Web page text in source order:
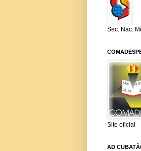
Sec. Nac.
Site oficial
AD